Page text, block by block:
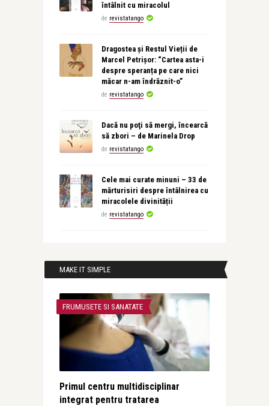
întâlnit cu miracolul
de revistatango
Dragostea și Restul Vieții de
Marcel Petrișor: “Cartea asta-i
despre speranța pe care nici
măcar n-am îndrăznit-o”
de revistatango
Dacă nu poţi să mergi, încearcă
să zbori – de Marinela Drop
de revistatango
Cele mai curate minuni – 33 de
mărturisiri despre întâlnirea cu
miracolele divinității
de revistatango
MAKE IT SIMPLE
FRUMUSETE SI SANATATE
Primul centru multidisciplinar
integrat pentru tratarea